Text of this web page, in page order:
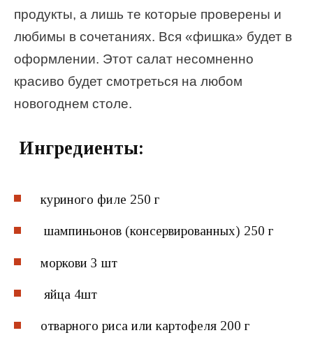
продукты, а лишь те которые проверены и
любимы в сочетаниях. Вся «фишка» будет в
оформлении. Этот салат несомненно
красиво будет смотреться на любом
новогоднем столе.
Ингредиенты:
куриного филе 250 г
шампиньонов (консервированных) 250 г
моркови 3 шт
яйца 4шт
отварного риса или картофеля 200 г